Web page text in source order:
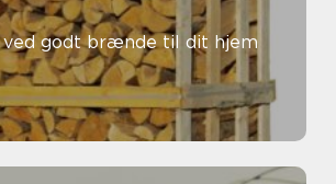
ved godt brænde til dit hjem